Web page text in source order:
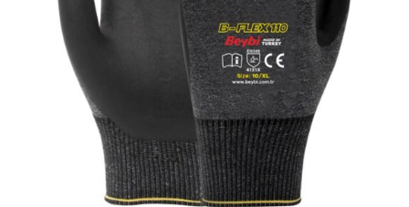
AYRINTILAR